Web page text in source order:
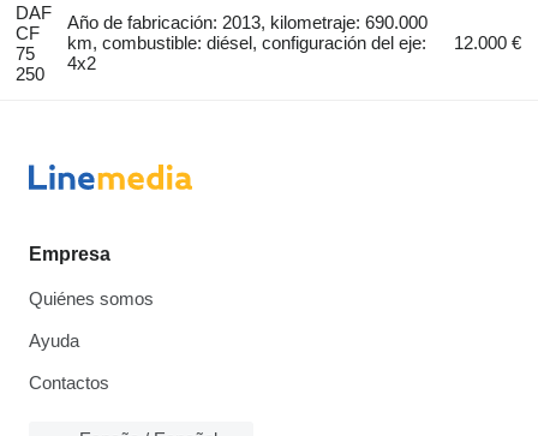
DAF
CF
75
250
Año de fabricación: 2013, kilometraje: 690.000
km, combustible: diésel, configuración del eje:
4x2
12.000 €
Empresa
Quiénes somos
Ayuda
Contactos